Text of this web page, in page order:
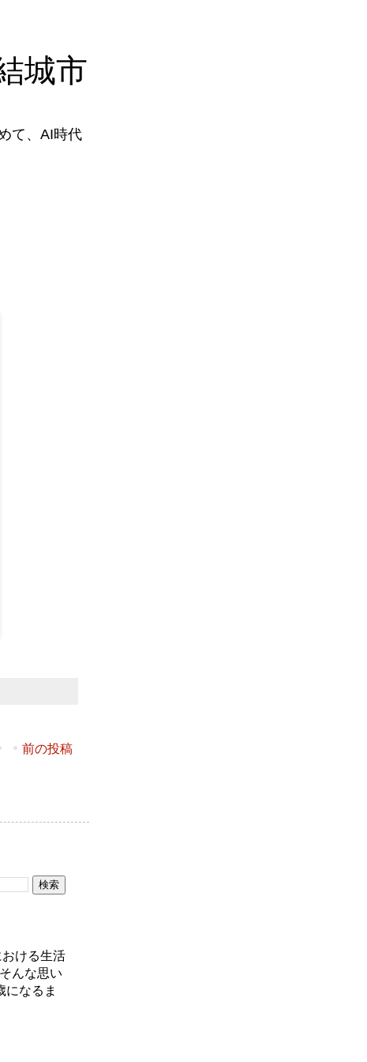
城市
て、AI時代
前の投稿
ける生活
んな思い
になるま